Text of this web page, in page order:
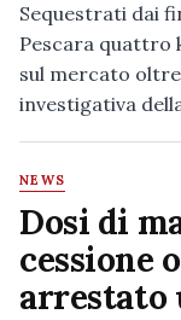
Sequestrati dai
Pescara quattro
sul mercato
investigativa
NEWS
Dosi di
cessione
arrestato